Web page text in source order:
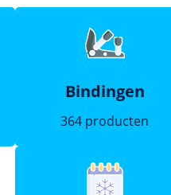
Bindingen
364 producten